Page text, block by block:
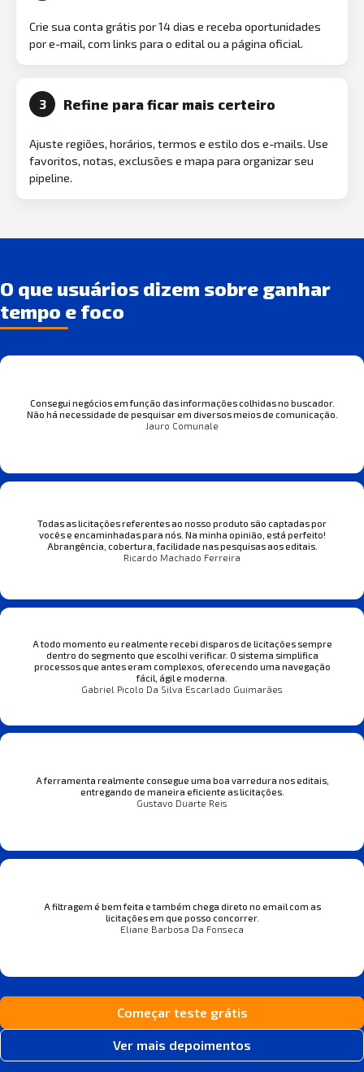
Crie sua conta grátis por 14 dias e receba oportunidades
por e-mail, com links para o edital ou a página oficial.
3 Refine para ficar mais certeiro
Ajuste regiões, horários, termos e estilo dos e-mails. Use
favoritos, notas, exclusões e mapa para organizar seu
pipeline.
O que usuários dizem sobre ganhar
tempo e foco
Consegui negócios em função das informações colhidas no buscador.
Não há necessidade de pesquisar em diversos meios de comunicação.
Jauro Comunale
Todas as licitações referentes ao nosso produto são captadas por
vocês e encaminhadas para nós. Na minha opinião, está perfeito!
Abrangência, cobertura, facilidade nas pesquisas aos editais.
Ricardo Machado Ferreira
A todo momento eu realmente recebi disparos de licitações sempre
dentro do segmento que escolhi verificar. O sistema simplifica
processos que antes eram complexos, oferecendo uma navegação
fácil, ágil e moderna.
Gabriel Picolo Da Silva Escarlado Guimarães
A ferramenta realmente consegue uma boa varredura nos editais,
entregando de maneira eficiente as licitações.
Gustavo Duarte Reis
A filtragem é bem feita e também chega direto no email com as
licitações em que posso concorrer.
Eliane Barbosa Da Fonseca
Começar teste grátis
Ver mais depoimentos